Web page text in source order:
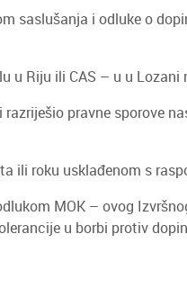
saslušanja i odluke o
u Riju ili CAS – u u
pravne sporove
ili roku usklađenom s
MOK – ovog
u borbi protiv